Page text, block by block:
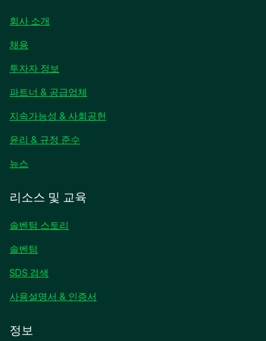
회사 소개
채용
투자자 정보
에
서
림
파트너 & 공급업체
지속가능성 & 사회공헌
윤리 & 규정 준수
뉴스
에
서
열
림
리소스 및 교육
솔벤텀 스토리
솔벤텀
SDS 검색
사용설명서 & 인증서
정보